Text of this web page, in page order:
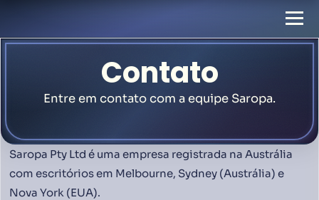
Contato
Entre em contato com a equipe Saropa.
Saropa Pty Ltd é uma empresa registrada na Austrália
com escritórios em Melbourne, Sydney (Austrália) e
Nova York (EUA).